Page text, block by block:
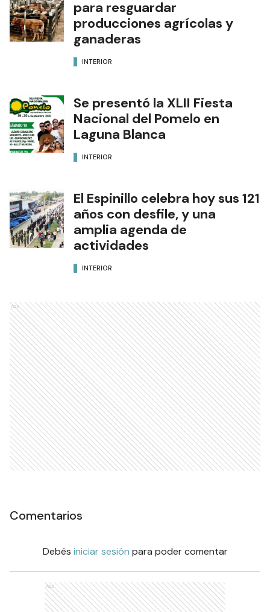
para resguardar
producciones agrícolas y
ganaderas
INTERIOR
Se presentó la XLII Fiesta
Nacional del Pomelo en
Laguna Blanca
INTERIOR
El Espinillo celebra hoy sus 121
años con desfile, y una
amplia agenda de
actividades
INTERIOR
Ads
Comentarios
Debés iniciar sesión para poder comentar
Ads